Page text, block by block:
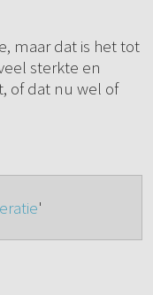
maar dat is het tot
sterkte en
of dat nu wel of
'